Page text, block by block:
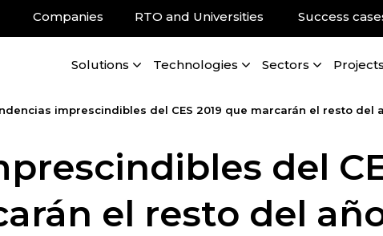
Companies RTO and Universities Success
Solutions Technologies Sectors Projects
imprescindibles del CES 2019 que marcarán el resto del
del
el resto del